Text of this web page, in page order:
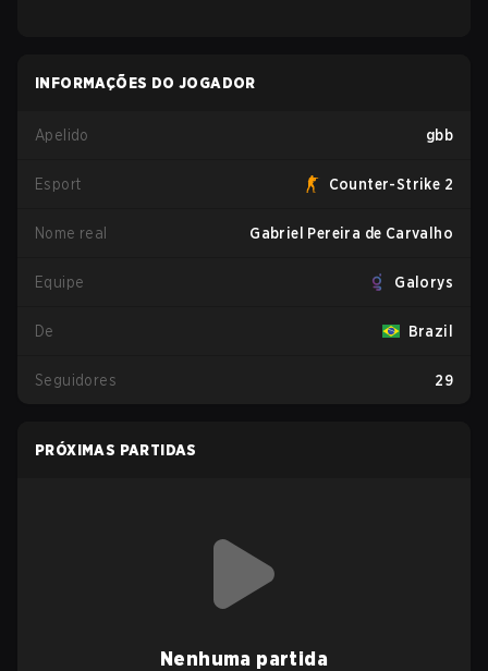
INFORMAÇÕES DO JOGADOR
Apelido gbb
Esport Counter-Strike 2
Nome real Gabriel Pereira de Carvalho
Equipe Galorys
De Brazil
Seguidores 29
PRÓXIMAS PARTIDAS
Nenhuma partida